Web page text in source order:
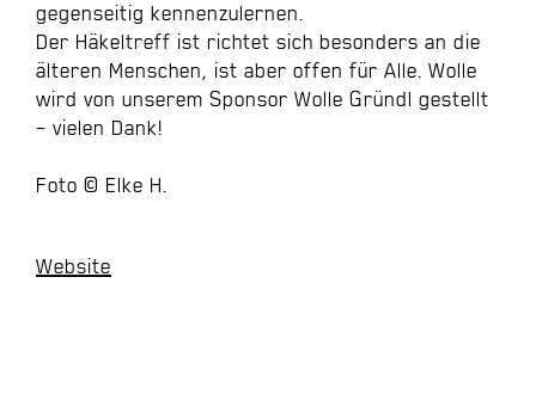
gegenseitig kennenzulernen.
Der Häkeltreff ist richtet sich besonders an die
älteren Menschen, ist aber offen für Alle. Wolle
wird von unserem Sponsor Wolle Gründl gestellt
– vielen Dank!
Foto © Elke H.
Website